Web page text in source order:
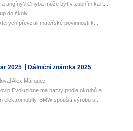
angíny? Chyba může být v zubním kart...
do školy
převzali mateřské povinnosti k...
2025 Dálniční známka 2025
Alex Márquez
Evoluzione má barvy podle okruhů a ...
BMW spouští výrobu s...